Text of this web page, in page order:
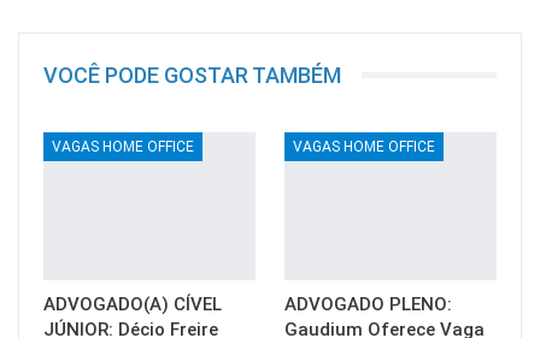
VOCÊ PODE GOSTAR TAMBÉM
VAGAS HOME OFFICE
ADVOGADO(A) CÍVEL
JÚNIOR: Décio Freire
VAGAS HOME OFFICE
ADVOGADO PLENO:
Gaudium Oferece Vaga